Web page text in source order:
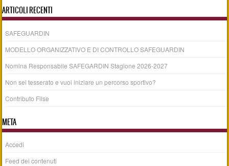
ARTICOLI RECENTI
SAFEGUARDIN
MODELLO ORGANIZZATIVO E DI CONTROLLO SAFEGUARDIN
Nomina Responsabile SAFEGARDIN Stagione 2026-2027
Non sei tesserato e vuoi iniziare un percorso sportivo?
Contributo Filse
META
Accedi
Feed dei contenuti